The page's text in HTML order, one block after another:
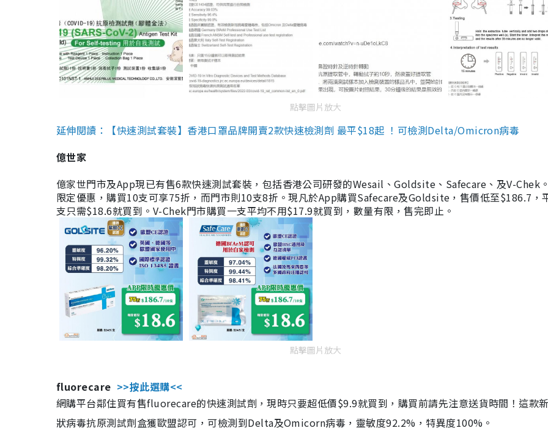
點擊圖片放大
延伸閱讀：【快速測試套裝】香港口罩品牌開賣2款快速檢測劑 最平$18起 ！可檢測Delta/Omicron病毒
億世家
億家世門市及App現已有售6款快速測試套裝，包括香港公司研發的Wesail、Goldsite、Safecare、及V-Chek
限定優惠，購買10支可享75折，而門市則10支8折。現凡於App購買Safecare及Goldsite，售價低至$186.7，
支只需$18.6就買到。V-Chek門市購買一支平均不用$17.9就買到，數量有限，售完即止。
點擊圖片放大
fluorecare >>按此選購<<
網購平台鄰住買有售fluorecare的快速測試劑，現時只要超低價$9.9就買到，購買前請先注意送貨時間！這款
狀病毒抗原測試劑盒獲歐盟認可，可檢測到Delta及Omicorn病毒，靈敏度92.2%，特異度100%。